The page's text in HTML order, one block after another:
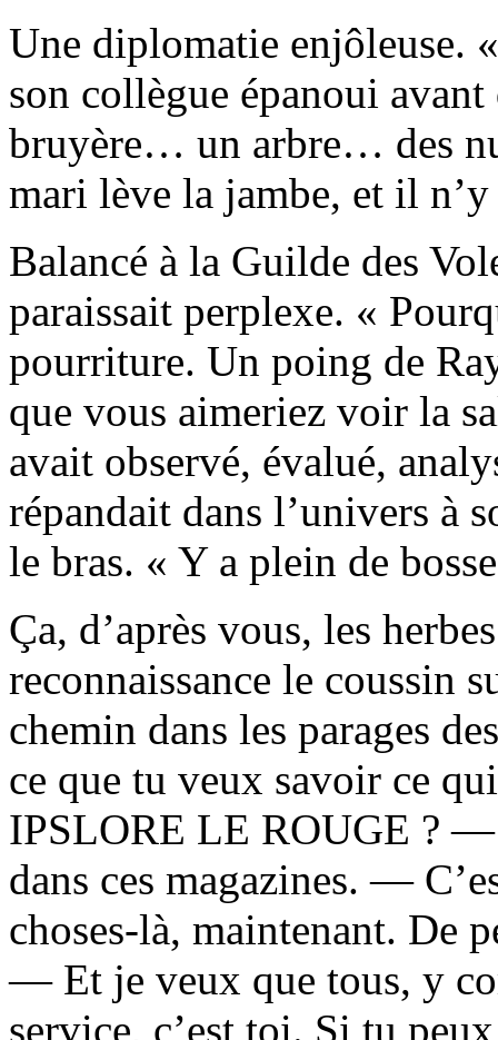
Une diplomatie enjôleuse.
son collègue épanoui
bruyère… un arbre… des
mari lève la jambe, et il
Balancé à la Guilde des
paraissait perplexe. «
pourriture. Un poing de
que vous aimeriez voir la
avait observé, évalué,
répandait dans l’univers à
le bras. « Y a plein de
Ça, d’après vous, les
reconnaissance le coussin
chemin dans les parages
ce que tu veux savoir ce
IPSLORE LE ROUGE ? —
dans ces magazines. —
choses-là, maintenant. De
— Et je veux que tous, y
service, c’est toi. Si tu